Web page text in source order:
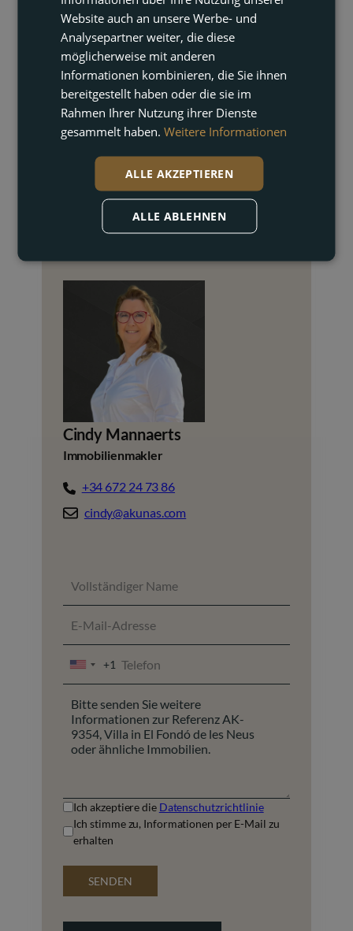
Cindy Mannaerts
Immobilienmakler
+34 672 24 73 86
cindy@akunas.com
UNITED
STATES
+1
+1
Ich akzeptiere die Datenschutzrichtlinie
Ich stimme zu, Informationen per E-Mail zu
erhalten
SENDEN
Website auch an unsere Werbe- und
Analysepartner weiter, die diese
möglicherweise mit anderen
Informationen kombinieren, die Sie ihnen
bereitgestellt haben oder die sie im
Rahmen Ihrer Nutzung ihrer Dienste
gesammelt haben. Weitere Informationen
ALLE AKZEPTIEREN
ALLE ABLEHNEN